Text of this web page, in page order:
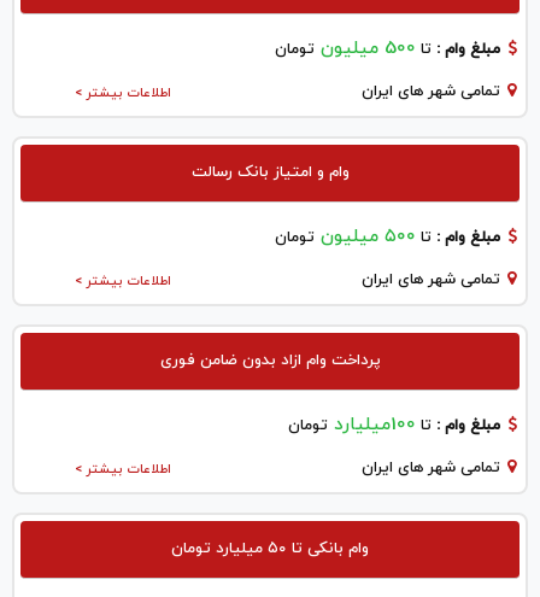
مبلغ وام : تا 500 میلیون تومان
اطلاعات بیشتر > تمامی شهر های ایران
وام و امتیاز بانک رسالت
مبلغ وام : تا ۵۰۰ میلیون تومان
اطلاعات بیشتر > تمامی شهر های ایران
پرداخت وام ازاد بدون ضامن فوری
مبلغ وام : تا 100میلیارد تومان
اطلاعات بیشتر > تمامی شهر های ایران
وام بانکی تا ۵۰ میلیارد تومان